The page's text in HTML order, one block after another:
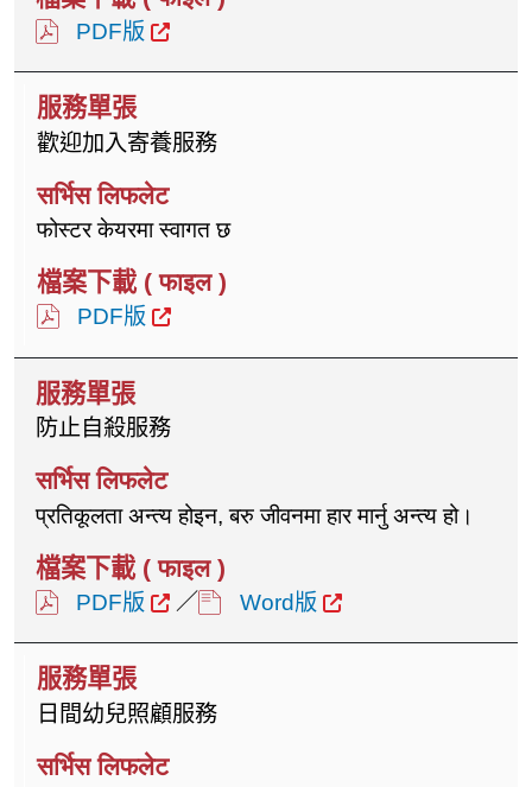
PDF版
歡迎加入寄養服務
फोस्टर केयरमा स्वागत छ
PDF版
防止自殺服務
प्रतिकूलता अन्त्य होइन, बरु जीवनमा हार मार्नु अन्त्य हो।
PDF版 ／ Word版
日間幼兒照顧服務